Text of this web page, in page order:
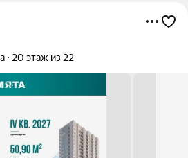
20 этаж из 22